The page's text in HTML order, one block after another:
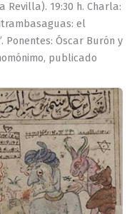
Revilla). 19:30 h. Charla:
el
Ponentes: Óscar Burón y
publicado